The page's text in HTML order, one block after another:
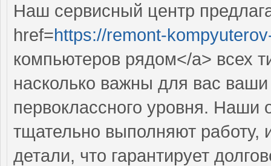
Наш сервисный центр
href=https://remont-
компьютеров рядом</a> всех
насколько важны для вас
первоклассного уровня. Наши
тщательно выполняют работу,
детали, что гарантирует